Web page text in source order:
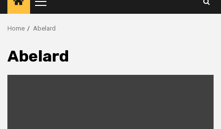
Primary
Menu
Home Abelard
Abelard